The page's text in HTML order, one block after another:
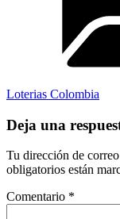
Loterias Colombia
Deja una
Tu dirección de
obligatorios están
Comentario *